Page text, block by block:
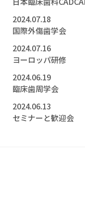
2024.07.18
国際外傷歯学会
2024.07.16
ヨーロッパ研修
2024.06.19
臨床歯周学会
2024.06.13
セミナーと歓迎会